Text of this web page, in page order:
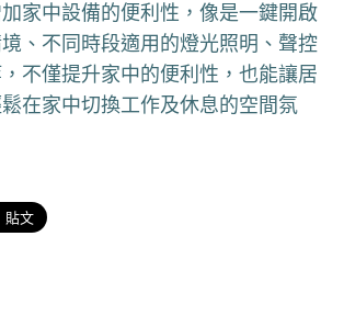
家中設備的便利性，像是一鍵開啟
、不同時段適用的燈光照明、聲控
不僅提升家中的便利性，也能讓居
在家中切換工作及休息的空間氛